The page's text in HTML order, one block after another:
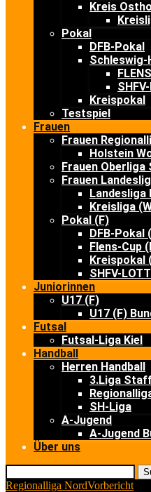
Kreis
Pokal
DFB-Pokal
Kreispokal
Testspiel
Frauen
Frauen
Holstein
Frauen Oberliga
Frauen
Landesliga
Kreisliga
Pokal (F)
DFB-Pokal
Flens-Cup
Kreispokal
SHFV-
Juniorinnen
U17 (F)
U17 (F)
Futsal
Futsal-Liga Kiel
Handball
Herren Handball
3.Liga
SH-Liga
A-Jugend
A-Jugend
Über uns
Regionalliga NordVorbericht